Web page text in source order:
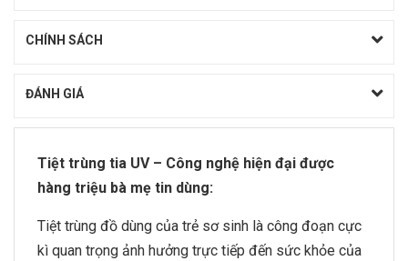
CHÍNH SÁCH
ĐÁNH GIÁ
Tiệt trùng tia UV – Công nghệ hiện đại được
hàng triệu bà mẹ tin dùng:
Tiệt trùng đồ dùng của trẻ sơ sinh là công đoạn cực
kì quan trọng ảnh hưởng trực tiếp đến sức khỏe của